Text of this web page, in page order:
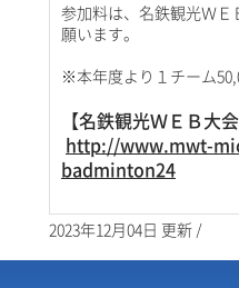
参加料は、名鉄観光ＷＥ
願います。
※本年度より１チーム
【名鉄観光ＷＥＢ大
http://www.mwt-
badminton24
2023年12月04日 更新 /